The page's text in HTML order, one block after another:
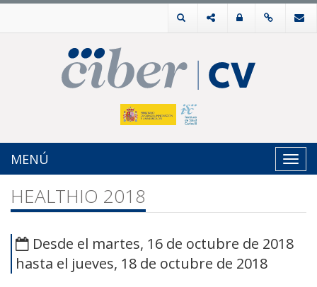
MENÚ
HEALTHIO 2018
Desde el martes, 16 de octubre de 2018
hasta el jueves, 18 de octubre de 2018